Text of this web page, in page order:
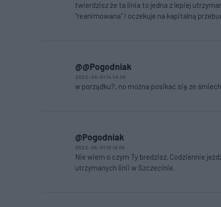
twierdzisz że ta linia to jedna z lepiej
"reanimowana" i oczekuje na kapitalną
@@Pogodniak
2022-06-01 14:49:06
w porządku?, no można posikać się ze
@Pogodniak
2022-06-01 10:18:06
Nie wiem o czym Ty bredzisz. Codziennie
utrzymanych linii w Szczecinie.